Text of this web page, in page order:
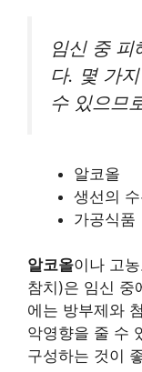
임신 중 피
다. 몇 가
수 있으므
알코올
생선의
가공식품
알코올이나 고
참치)은 임신 중
에는 방부제와
악영향을 줄 수
구성하는 것이